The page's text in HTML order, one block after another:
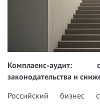
Комплаенс-аудит:
законодательства и
Российский бизнес